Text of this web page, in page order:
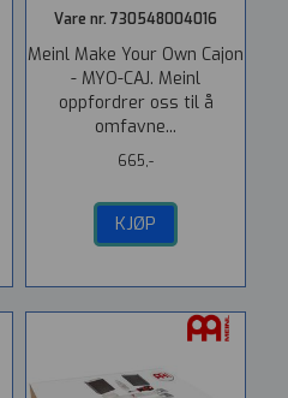
Vare nr. 730548004016
Meinl Make Your Own Cajon
- MYO-CAJ. Meinl
oppfordrer oss til å
omfavne...
665,-
KJØP